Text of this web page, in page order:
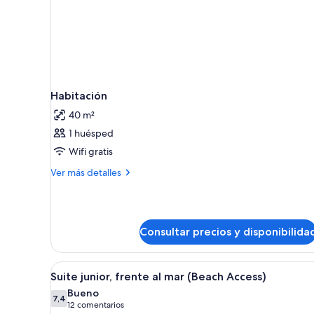
Habitación
40 m²
1 huésped
Wifi gratis
Ver más detalles
Más
Consultar precios y
Abrir
todas
las
Un balcón con vista a una
7
Suite junior, frente al mar (Beach Access)
7,47,4 de 10
Bueno
12 comentarios
(12 comentarios)